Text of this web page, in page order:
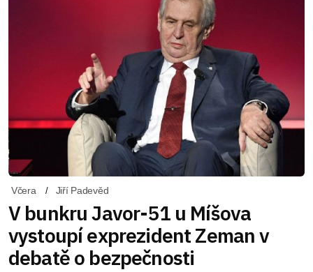
Včera Jiří Padevěd
V bunkru Javor-51 u Míšova
vystoupí exprezident Zeman v
debatě o bezpečnosti